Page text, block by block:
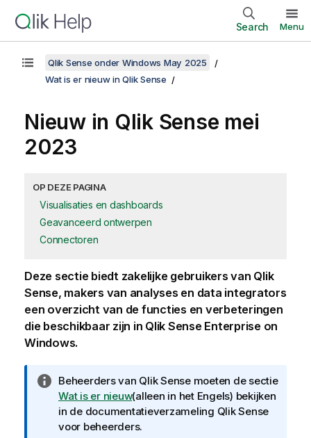
Search Menu
Qlik Sense onder Windows May 2025
Wat is er nieuw in Qlik Sense
Nieuw in Qlik Sense mei
2023
OP DEZE PAGINA
Visualisaties en dashboards
Geavanceerd ontwerpen
Connectoren
Deze sectie biedt zakelijke gebruikers van Qlik
Sense, makers van analyses en data integrators
een overzicht van de functies en verbeteringen
die beschikbaar zijn in Qlik Sense Enterprise on
Windows.
I
n
f
o
Beheerders van Qlik Sensemoeten de sectie
Wat is er nieuw(alleen in het Engels) bekijken
in de documentatieverzameling Qlik Sense
voor beheerders.